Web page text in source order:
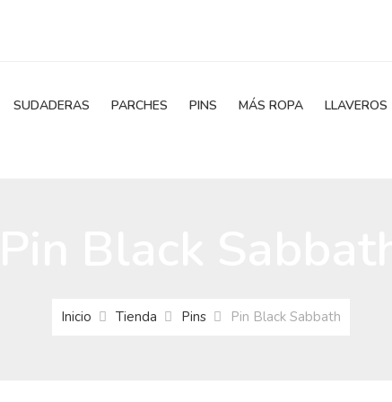
SUDADERAS PARCHES PINS MÁS ROPA LLAVEROS
Inicio Tienda Pins Pin Black Sabbath